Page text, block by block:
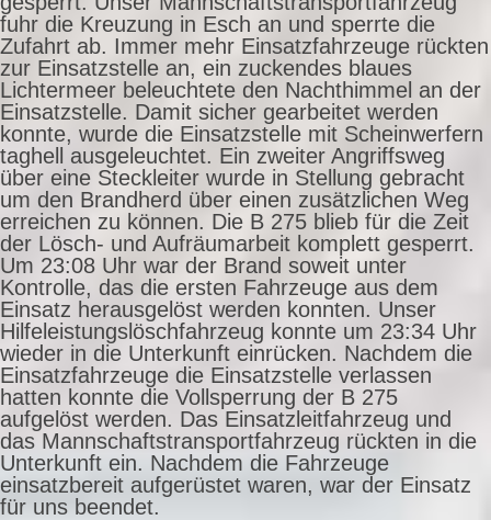
fuhr die Kreuzung in Esch an und sperrte die
Zufahrt ab. Immer mehr Einsatzfahrzeuge rückten
zur Einsatzstelle an, ein zuckendes blaues
Lichtermeer beleuchtete den Nachthimmel an der
Einsatzstelle. Damit sicher gearbeitet werden
konnte, wurde die Einsatzstelle mit Scheinwerfern
taghell ausgeleuchtet. Ein zweiter Angriffsweg
über eine Steckleiter wurde in Stellung gebracht
um den Brandherd über einen zusätzlichen Weg
erreichen zu können. Die B 275 blieb für die Zeit
der Lösch- und Aufräumarbeit komplett gesperrt.
Um 23:08 Uhr war der Brand soweit unter
Kontrolle, das die ersten Fahrzeuge aus dem
Einsatz herausgelöst werden konnten. Unser
Hilfeleistungslöschfahrzeug konnte um 23:34 Uhr
wieder in die Unterkunft einrücken. Nachdem die
Einsatzfahrzeuge die Einsatzstelle verlassen
hatten konnte die Vollsperrung der B 275
aufgelöst werden. Das Einsatzleitfahrzeug und
das Mannschaftstransportfahrzeug rückten in die
Unterkunft ein. Nachdem die Fahrzeuge
einsatzbereit aufgerüstet waren, war der Einsatz
für uns beendet.